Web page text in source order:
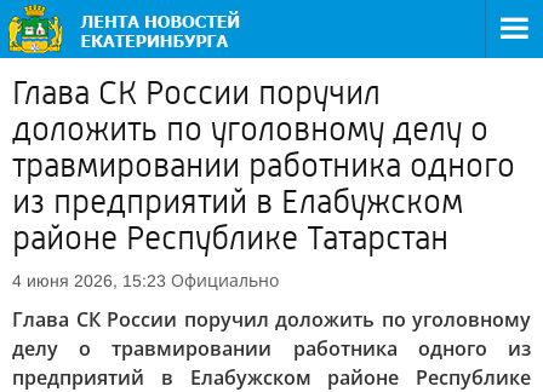
Глава СК России поручил
доложить по уголовному делу о
травмировании работника одного
из предприятий в Елабужском
районе Республике Татарстан
4 июня 2026, 15:23 Официально
Глава СК России поручил доложить по уголовному
делу о травмировании работника одного из
предприятий в Елабужском районе Республике